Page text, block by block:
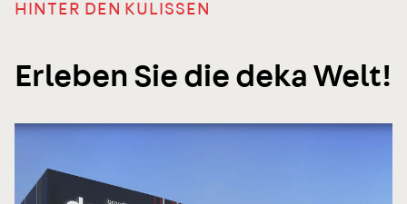
HINTER DEN KULISSEN
Erleben Sie die deka Welt!